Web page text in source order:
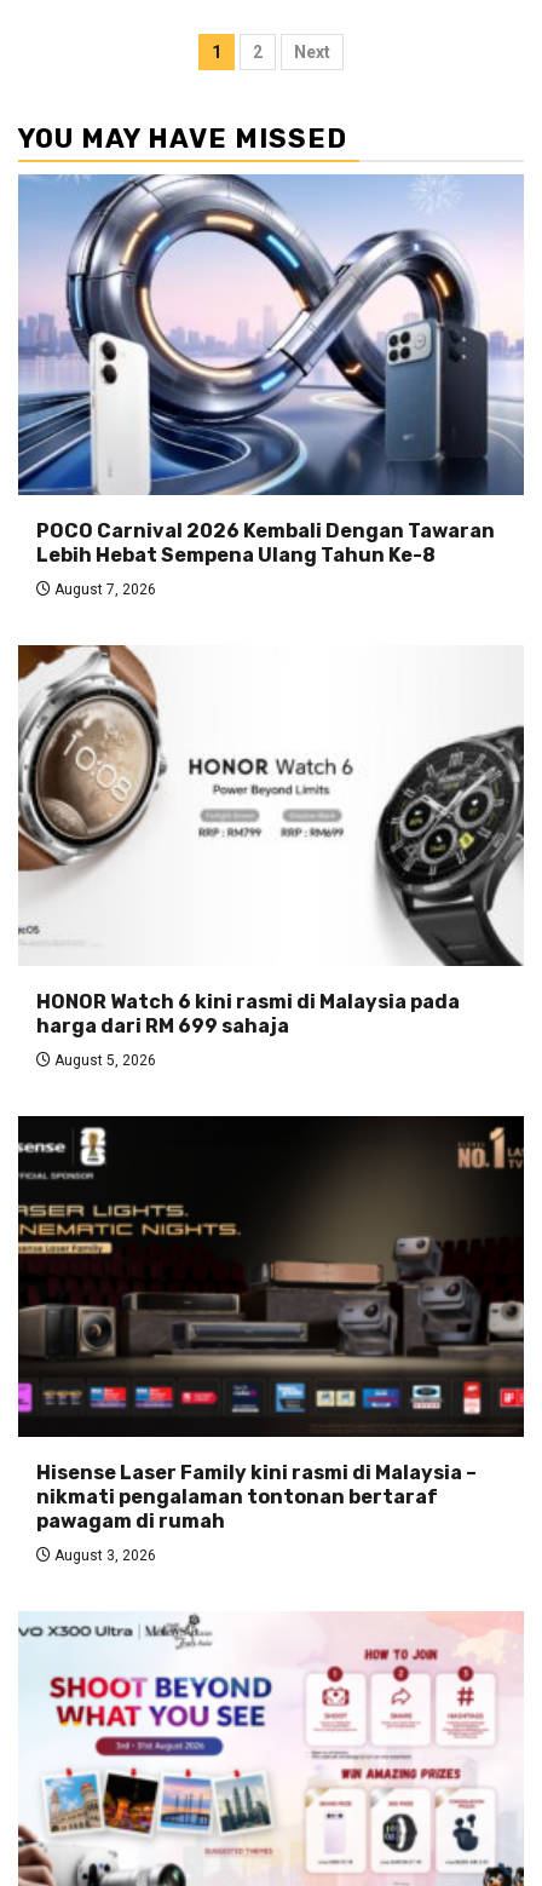
Posts
1 2 Next
YOU MAY HAVE MISSED
POCO Carnival 2026 Kembali Dengan Tawaran
Lebih Hebat Sempena Ulang Tahun Ke-8
August 7, 2026
HONOR Watch 6 kini rasmi di Malaysia pada
harga dari RM 699 sahaja
August 5, 2026
Hisense Laser Family kini rasmi di Malaysia –
nikmati pengalaman tontonan bertaraf
pawagam di rumah
August 3, 2026